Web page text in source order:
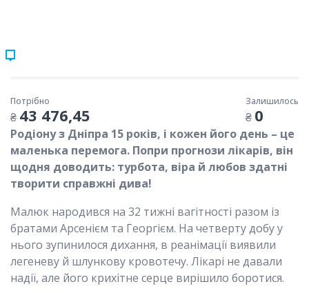
Потрібно
₴ 43 476,45
Залишилось
₴ 0
Родіону з Дніпра 15 років, і кожен його день – це
маленька перемога. Попри прогнози лікарів, він
щодня доводить: турбота, віра й любов здатні
творити справжні дива!
Малюк народився на 32 тижні вагітності разом із
братами Арсенієм та Георгієм. На четверту добу у
нього зупинилося дихання, в реанімації виявили
легеневу й шлункову кровотечу. Лікарі не давали
надії, але його крихітне серце вирішило боротися.